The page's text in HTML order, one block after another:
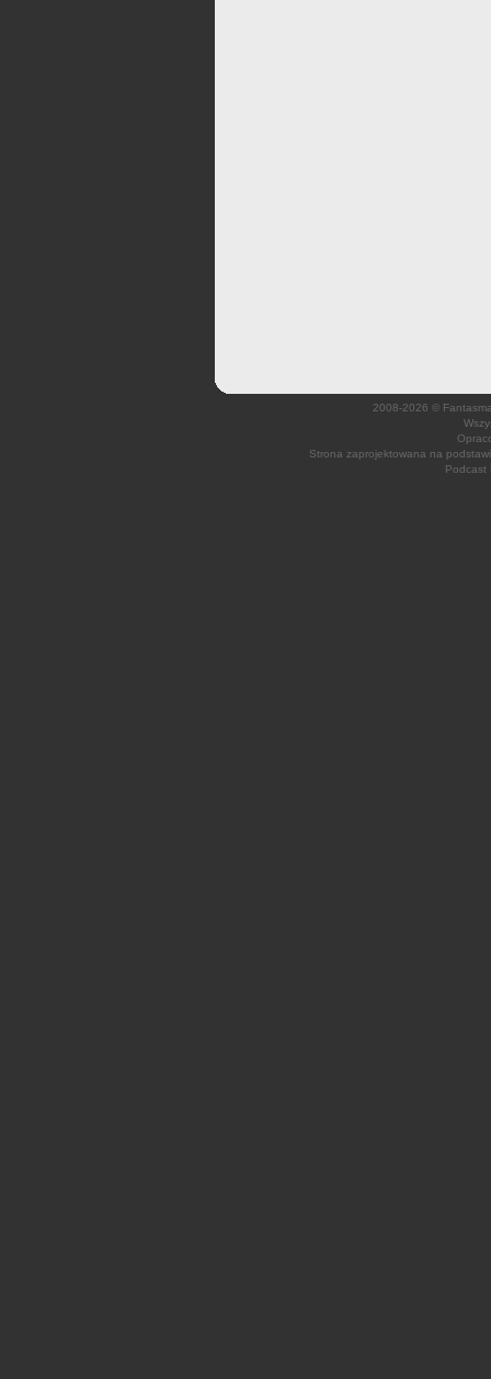
2008-2026 ©
Strona zaprojektowana na
Podcast